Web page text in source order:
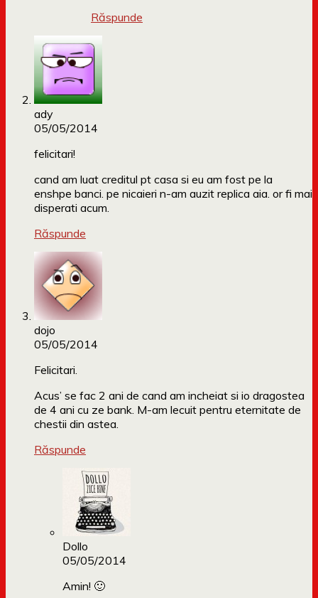
Răspunde
ady
05/05/2014
felicitari!
cand am luat creditul pt casa si eu am fost pe la
enshpe banci. pe nicaieri n-am auzit replica aia. or fi mai
disperati acum.
Răspunde
dojo
05/05/2014
Felicitari.
Acus’ se fac 2 ani de cand am incheiat si io dragostea
de 4 ani cu ze bank. M-am lecuit pentru eternitate de
chestii din astea.
Răspunde
Dollo
05/05/2014
Amin! 🙂